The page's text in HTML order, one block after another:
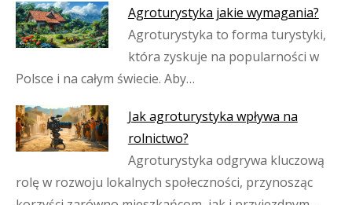
Agroturystyka jakie wymagania?
Agroturystyka to forma turystyki,
która zyskuje na popularności w
Polsce i na całym świecie. Aby…
Jak agroturystyka wpływa na
rolnictwo?
Agroturystyka odgrywa kluczową
rolę w rozwoju lokalnych społeczności, przynosząc